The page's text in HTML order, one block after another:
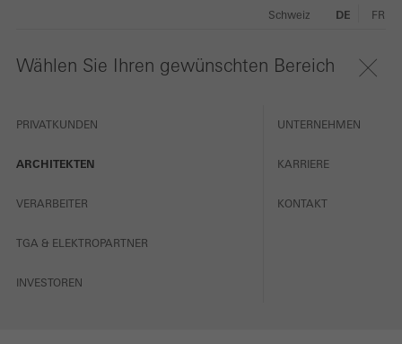
Wählen Sie Ihren gewünschten Bereich
PRIVATKUNDEN
ARCHITEKTEN
VERARBEITER
TGA & ELEKTROPARTNER
INVESTOREN
UNTERNEHMEN
KARRIERE
KONTAKT
Schweiz DE FR